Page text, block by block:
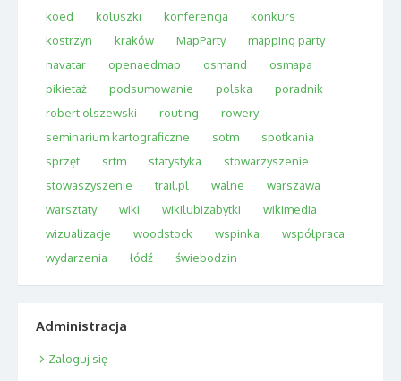
koed
koluszki konferencja
konkurs
kostrzyn
kraków MapParty
mapping party
navatar
openaedmap osmand
osmapa
pikietaż
podsumowanie polska
poradnik
robert olszewski
routing
rowery
seminarium kartograficzne
sotm
spotkania
sprzęt
srtm statystyka
stowarzyszenie
stowaszyszenie
trail.pl walne
warszawa
warsztaty
wiki wikilubizabytki
wikimedia
wizualizacje
woodstock wspinka
współpraca
wydarzenia
łódź świebodzin
Administracja
Zaloguj się